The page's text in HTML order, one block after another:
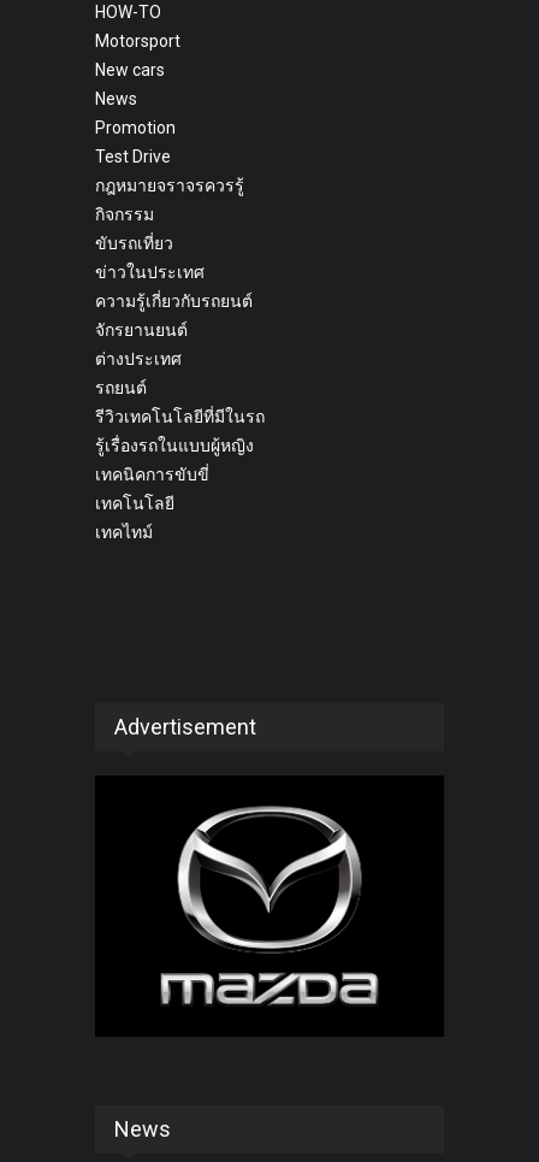
HOW-TO
Motorsport
New cars
News
Promotion
Test Drive
กฎหมายจราจรควรรู้
กิจกรรม
ขับรถเที่ยว
ข่าวในประเทศ
ความรู้เกี่ยวกับรถยนต์
จักรยานยนต์
ต่างประเทศ
รถยนต์
รีวิวเทคโนโลยีที่มีในรถ
รู้เรื่องรถในแบบผู้หญิง
เทคนิคการขับขี่
เทคโนโลยี
เทคไทม์
Advertisement
News